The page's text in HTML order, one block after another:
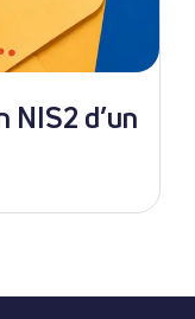
d’un